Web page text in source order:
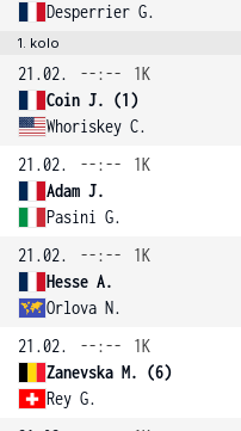
Desperrier G.
1. kolo
21.02. --:--
1K
Coin J. (1)
Whoriskey C.
21.02.
--:--
1K
Adam J.
Pasini G.
21.02.
--:--
1K
Hesse A.
Orlova N.
21.02.
--:--
1K
Zanevska M. (6)
Rey G.